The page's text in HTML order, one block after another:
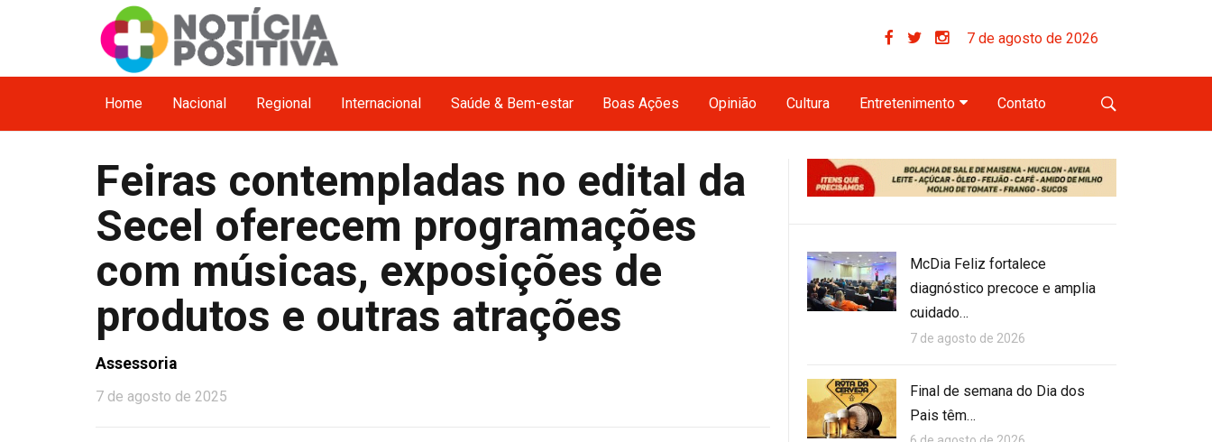
7 de agosto de 2026
Home Nacional Regional Internacional Saúde & Bem-estar Boas Ações Opinião Cultura Entretenimento Contato
Feiras contempladas no edital da
Secel oferecem programações
com músicas, exposições de
produtos e outras atrações
Assessoria
7 de agosto de 2025
McDia Feliz fortalece
diagnóstico precoce e amplia
cuidado…
7 de agosto de 2026
Final de semana do Dia dos
Pais têm…